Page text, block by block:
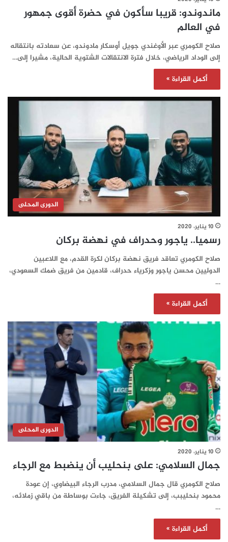
ماندوندو: قريبا سأكون في حضرة أقوى جمهور
في العالم
صلاح الكومري عبر الأوغندي جويل أوسكار مادوندو، عن سعادته بانتقاله
إلى الوداد الرياضي، خلال فترة الانتقالات الشتوية الحالية، مشيرا إلى…
أكمل القراءة »
الدورى المحلى
10 يناير، 2020
رسميا.. ياجور وحدراف في نهضة بركان
صلاح الكومري تعاقد فريق نهضة بركان لكرة القدم، مع اللاعبين
الدوليين محسن ياجور وزكرياء حدراف، قادمين من فريق ضمك السعودي،
…
أكمل القراءة »
الدورى المحلى
10 يناير، 2020
جمال السلامي: على بنحليب أن ينضبط مع الرجاء
صلاح الكومري قال جمال السلامي، مدرب الرجاء البيضاوي، إن عودة
محمود بنحليبب، إلى تشكيلة الفريق، جاءت بوساطة من باقي زملائه،
…
أكمل القراءة »